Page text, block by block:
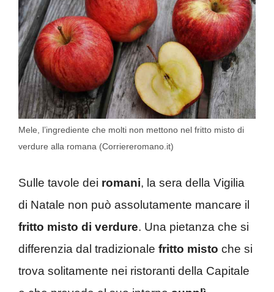
Mele, l’ingrediente che molti non mettono nel fritto misto di
verdure alla romana (Corriereromano.it)
Sulle tavole dei romani, la sera della Vigilia
di Natale non può assolutamente mancare il
fritto misto di verdure. Una pietanza che si
differenzia dal tradizionale fritto misto che si
trova solitamente nei ristoranti della Capitale